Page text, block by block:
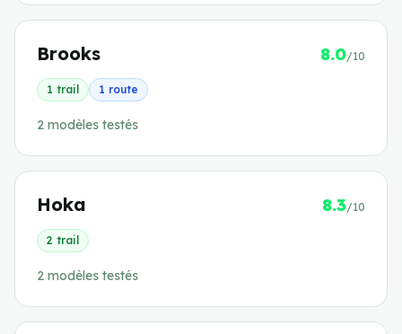
Brooks 8.0/10
1 trail 1 route
2 modèles testés
Hoka 8.3/10
2 trail
2 modèles testés